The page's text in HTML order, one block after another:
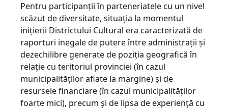
Pentru participanţii în parteneriatele cu un nivel
scăzut de diversitate, situaţia la momentul
iniţierii Districtului Cultural era caracterizată de
raporturi inegale de putere între administraţii şi
dezechilibre generate de poziţia geografică în
relaţie cu teritoriul provinciei (în cazul
municipalităţilor aflate la margine) şi de
resursele financiare (în cazul municipalităţilor
foarte mici), precum şi de lipsa de experienţă cu